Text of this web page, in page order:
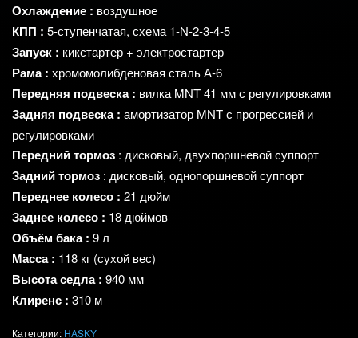
Охлаждение : воздушное
КПП : 5‑ступенчатая, схема 1‑N‑2‑3‑4‑5
Запуск : кикстартер + электростартер
Рама: хромомолибденовая стальА‑6
Передняя подвеска: вилка MNT41 ммс регулировками
Задняя подвеска: амортизатор MNTс прогрессией и
регулировками
Переднийтормоз : дисковый, двухпоршневойсуппорт
Заднийтормоз : дисковый, однопоршневойсуппорт
Переднее колесо : 21 дюйм
Заднее колесо : 18 дюймов
Объём бака: 9 л
Масса: 118 кг (сухой вес)
Высотаседла: 940 мм
Клиренс : 310 м
Категории: HASKY